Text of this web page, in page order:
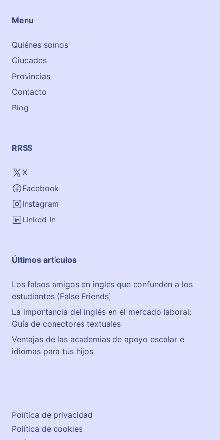
Menu
Quiénes somos
Ciudades
Provincias
Contacto
Blog
RRSS
X
Facebook
Instagram
Linked In
Últimos artículos
Los falsos amigos en inglés que confunden a los
estudiantes (False Friends)
La importancia del inglés en el mercado laboral:
Guía de conectores textuales
Ventajas de las academias de apoyo escolar e
idiomas para tus hijos
Política de privacidad
Política de cookies